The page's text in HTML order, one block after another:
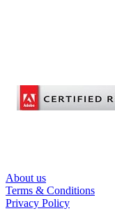
About us
Terms & Conditions
Privacy Policy